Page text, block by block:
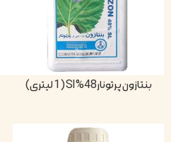
بنتازون پرتونار48% Sl (1 لیتری)